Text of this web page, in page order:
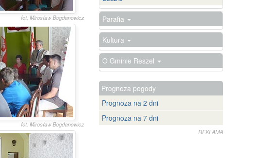
fot. Mirosław Bogdanowicz
fot. Mirosław Bogdanowicz
Parafia
Kultura
O Gminie Reszel
Prognoza pogody
Prognoza na 2 dni
Prognoza na 7 dni
REKLAMA